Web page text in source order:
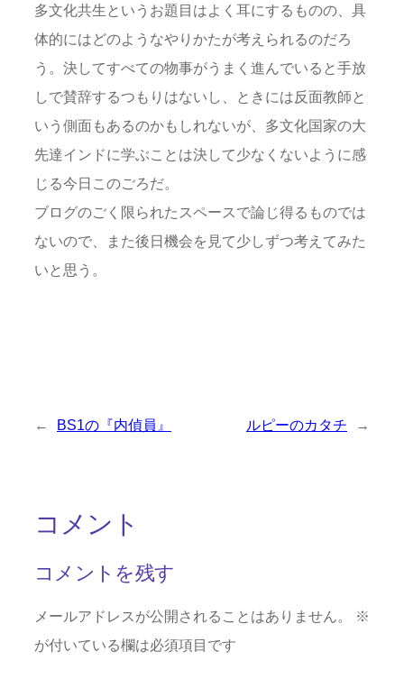
多文化共生というお題目はよく耳にするものの、具
体的にはどのようなやりかたが考えられるのだろ
う。決してすべての物事がうまく進んでいると手放
しで賛辞するつもりはないし、ときには反面教師と
いう側面もあるのかもしれないが、多文化国家の大
先達インドに学ぶことは決して少なくないように感
じる今日このごろだ。
ブログのごく限られたスペースで論じ得るものでは
ないので、また後日機会を見て少しずつ考えてみた
いと思う。
← BS1の『内偵員』 ルピーのカタチ →
コメント
コメントを残す
メールアドレスが公開されることはありません。
※
が付いている欄は必須項目です